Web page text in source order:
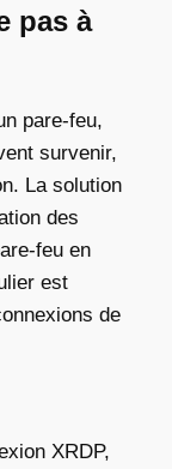
pas à
pare-feu,
survenir,
La solution
des
feu en
est
de
XRDP,